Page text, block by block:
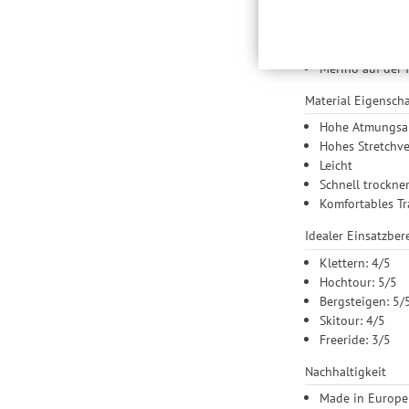
Daten auch an
der Einbindung von
Einstellungen
Leicht,
Merino auf der
Material
Hohe
Hohes
Leicht
Schnell
Komfortables
Idealer
Klettern: 4/5
Hochtour: 5/5
Bergsteigen: 5/
Skitour: 4/5
Freeride: 3/5
Nachhaltigkeit
Made in